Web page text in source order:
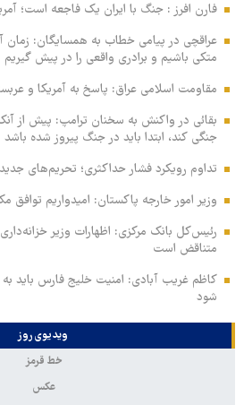
فارن افرز : جنگ با ایران یک فاجعه است؛
عراقچی در پیامی خطاب به همسایگان: زمان
متکی باشیم و برادری واقعی را در پیش گیریم
مقاومت اسلامی عراق: پاسخ به آمریکا و
بقائی در واکنش به سخنان ترامپ: پیش از
جنگی کند، ابتدا باید در جنگ پیروز شده باشد
تداوم رویکرد فشار حداکثری؛ تحریم‌های جدید
وزیر امور خارجه پاکستان: امیدواریم
رئیس‌کل بانک مرکزی: اظهارات وزیر
متناقض است
کاظم غریب آبادی: امنیت خلیج فارس باید
شود
ویدیوی روز
خط قرمز
عکس